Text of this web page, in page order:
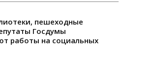
пешеходные
Госдумы
работы на социальных